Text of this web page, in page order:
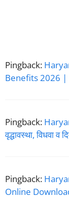
Pingback:
Benefits 2026 |
Pingback:
वृद्धावस्था, विधवा
Pingback:
Online